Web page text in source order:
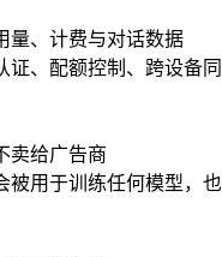
量、计费与对话数据
证、配额控制、跨设备
卖给广告商
被用于训练任何模型，